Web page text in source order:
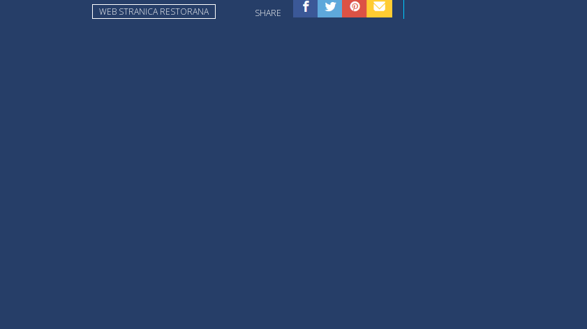
WEB STRANICA RESTORANA SHARE